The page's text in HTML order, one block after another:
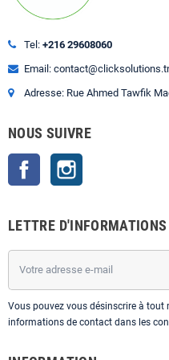
Tel: +216 29608060
Email:
Adresse: Rue Ahmed Tawfik
NOUS SUIVRE
Facebook
LETTRE D'INFORMATIONS
Vous pouvez vous désinscrire à
informations de contact dans les